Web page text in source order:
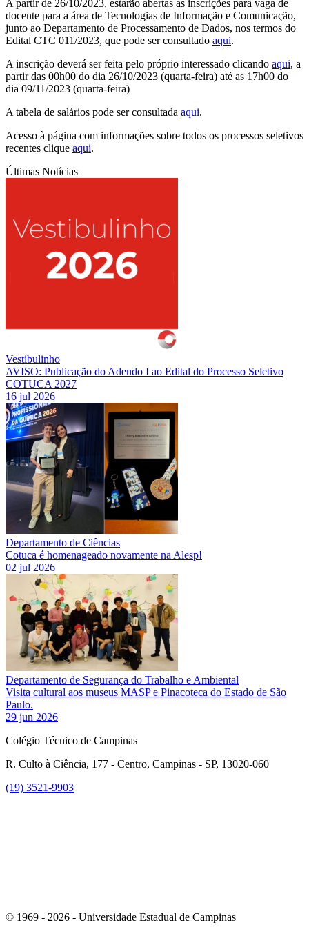
A partir de 26/10/2023, estarão abertas as inscrições para vaga de
docente para a área de Tecnologias de Informação e Comunicação,
junto ao Departamento de Processamento de Dados, nos termos do
Edital CTC 011/2023, que pode ser consultado aqui.
A inscrição deverá ser feita pelo próprio interessado clicando aqui, a
partir das 00h00 do dia 26/10/2023 (quarta-feira) até as 17h00 do
dia 09/11/2023 (quarta-feira)
A tabela de salários pode ser consultada aqui.
Acesso à página com informações sobre todos os processos seletivos
recentes clique aqui.
Últimas Notícias
Vestibulinho
AVISO: Publicação do Adendo I ao Edital do Processo Seletivo
COTUCA 2027
16 jul 2026
Departamento de Ciências
Cotuca é homenageado novamente na Alesp!
02 jul 2026
Departamento de Segurança do Trabalho e Ambiental
Visita cultural aos museus MASP e Pinacoteca do Estado de São
Paulo.
29 jun 2026
Colégio Técnico de Campinas
R. Culto à Ciência, 177 - Centro, Campinas - SP, 13020-060
(19) 3521-9903
© 1969 - 2026 - Universidade Estadual de Campinas